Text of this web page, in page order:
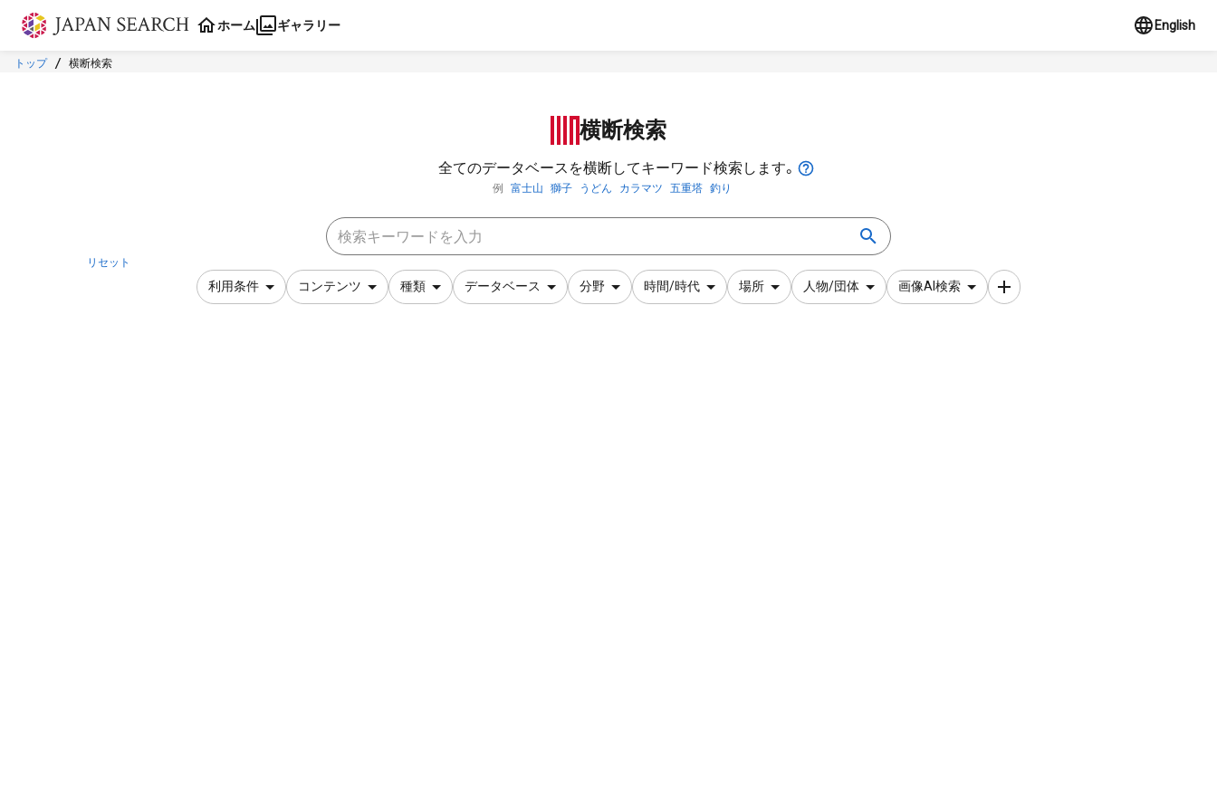
本文に飛ぶ
ホーム ギャラリー English
トップ 横断検索
横断検索
全てのデータベースを横断してキーワード検索します。
例 富士山 獅子 うどん カラマツ 五重塔 釣り
リセット
利用条件 コンテンツ 種類 データベース 分野 時間/時代 場所 人物/団体 画像AI検索